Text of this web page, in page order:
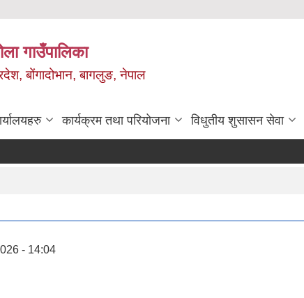
गाउँपालिका
बोंगादोभान, बागलुङ, नेपाल
कार्यक्रम तथा परियोजना विधुतीय शुसासन सेवा
- 14:04